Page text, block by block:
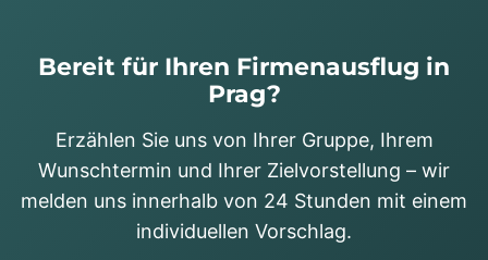
Bereit für Ihren Firmenausflug in
Prag?
Erzählen Sie uns von Ihrer Gruppe, Ihrem
Wunschtermin und Ihrer Zielvorstellung – wir
melden uns innerhalb von 24 Stunden mit einem
individuellen Vorschlag.